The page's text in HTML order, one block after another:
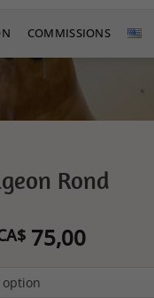
COMMISSIONS
Rond
75,00Plage